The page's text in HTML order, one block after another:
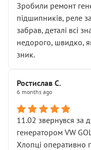
Зробили ремонт
підшипників, реле
забрав, деталі всі
недорого, швидко,
зник.
Ростислав С.
6 months ago
11.02 звернувся за
генератором VW
Хлопці оперативно